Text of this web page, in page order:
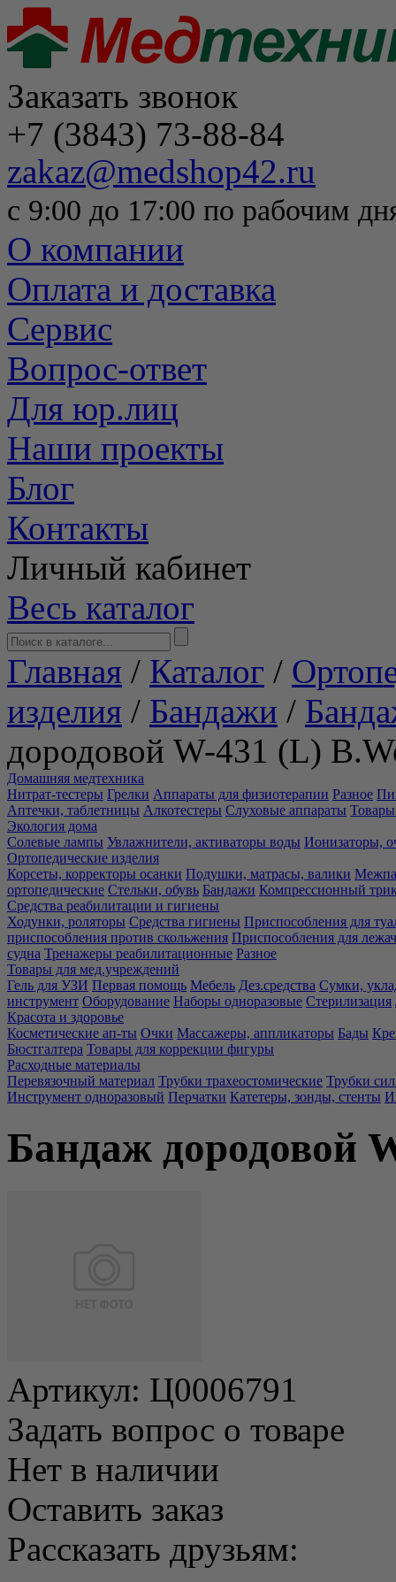
Заказать звонок
+7 (3843) 73-88-84
zakaz@medshop42.ru
с 9:00 до 17:00 по рабочим
О компании
Оплата и доставка
Сервис
Вопрос-ответ
Для юр.лиц
Наши проекты
Блог
Контакты
Личный кабинет
Весь каталог
Главная / Каталог /
изделия / Бандажи /
дородовой W-431 (L)
Домашняя медтехника
Нитрат-тестеры Грелки Аппараты для физиотерапии Разное
Аптечки, таблетницы Алкотестеры Слуховые аппараты Товары
Экология дома
Солевые лампы Увлажнители, активаторы воды Ионизаторы,
Ортопедические изделия
Корсеты, корректоры осанки Подушки, матрасы, валики
ортопедические Стельки, обувь Бандажи Компрессионный
Средства реабилитации и гигиены
Ходунки, роляторы Средства гигиены Приспособления для
приспособления против скольжения Приспособления для
судна Тренажеры реабилитационные Разное
Товары для мед.учреждений
Гель для УЗИ Первая помощь Мебель Дез.средства Сумки,
инструмент Оборудование Наборы одноразовые Стерилизация
Красота и здоровье
Косметические ап-ты Очки Массажеры, аппликаторы Бады
Бюстгалтера Товары для коррекции фигуры
Расходные материалы
Перевязочный материал Трубки трахеостомические Трубки
Инструмент одноразовый Перчатки Катетеры, зонды, стенты
Бандаж дородовой
Артикул: Ц0006791
Задать вопрос о товаре
Нет в наличии
Оставить заказ
Рассказать друзьям: